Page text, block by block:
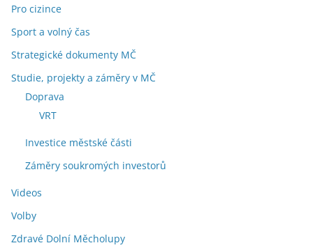
Pro cizince
Sport a volný čas
Strategické dokumenty MČ
Studie, projekty a záměry v MČ
Doprava
VRT
Investice městské části
Záměry soukromých investorů
Videos
Volby
Zdravé Dolní Měcholupy